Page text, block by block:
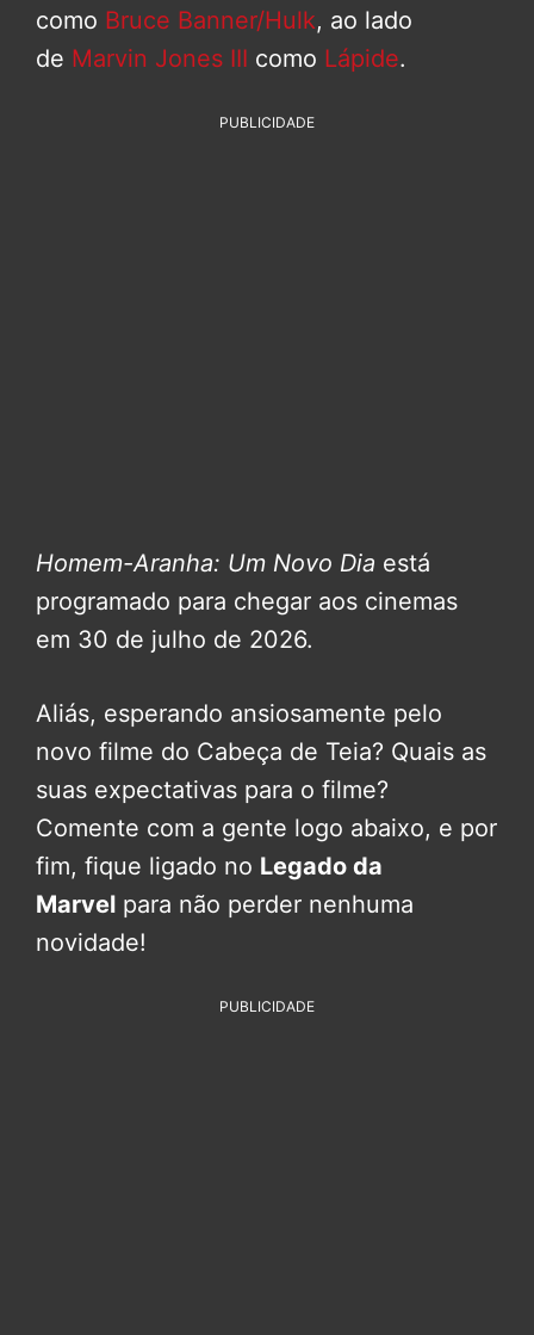
como Bruce Banner/Hulk, ao lado
de Marvin Jones III como Lápide.
PUBLICIDADE
Homem-Aranha: Um Novo Dia está
programado para chegar aos cinemas
em 30 de julho de 2026.
Aliás, esperando ansiosamente pelo
novo filme do Cabeça de Teia? Quais as
suas expectativas para o filme?
Comente com a gente logo abaixo, e por
fim, fique ligado no Legado da
Marvel para não perder nenhuma
novidade!
PUBLICIDADE